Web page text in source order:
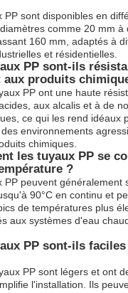
PP sont disponibles en
comme 20 mm à
160 mm, adaptés à
et résidentielles.
PP sont-ils
produits
PP ont une haute
aux alcalis et à de
ce qui les rend idéaux
environnements
chimiques.
les tuyaux PP se
?
PP peuvent généralement
90°C en continu et
de températures plus
aux systèmes d'eau
PP sont-ils
PP sont légers et ont
l'installation. Ils